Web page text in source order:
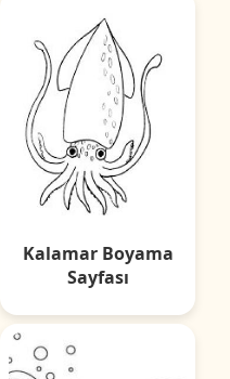
Kalamar Boyama
Sayfası